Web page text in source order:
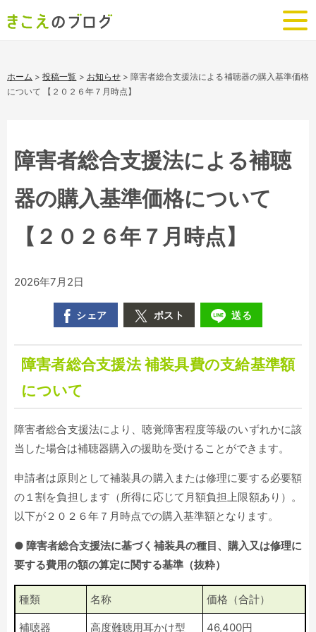
ホーム >投稿一覧 > お知らせ> 障害者総合支援法による補聴器の購入基準価格
について 【２０２６年７月時点】
障害者総合支援法による補聴
器の購入基準価格について
【２０２６年７月時点】
2026年7月2日
シェア ポスト 送る
障害者総合支援法 補装具費の支給基準額
について
障害者総合支援法により、聴覚障害程度等級のいずれかに該
当した場合は補聴器購入の援助を受けることができます。
申請者は原則として補装具の購入または修理に要する必要額
の１割を負担します（所得に応じて月額負担上限額あり）。
以下が２０２６年７月時点での購入基準額となります。
● 障害者総合支援法に基づく補装具の種目、購入又は修理に
要する費用の額の算定に関する基準（抜粋）
種類 名称 価格（合計）
補聴器 高度難聴用耳かけ型 46,400円